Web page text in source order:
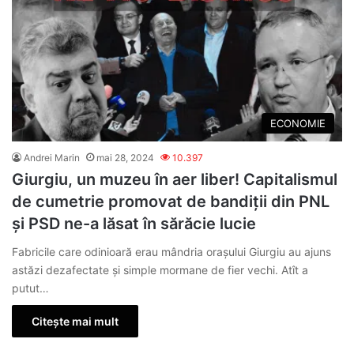
ECONOMIE
Andrei Marin mai 28, 2024 10.397
Giurgiu, un muzeu în aer liber! Capitalismul
de cumetrie promovat de bandiții din PNL
și PSD ne-a lăsat în sărăcie lucie
Fabricile care odinioară erau mândria oraşului Giurgiu au ajuns
astăzi dezafectate şi simple mormane de fier vechi. Atît a
putut…
Citește mai mult